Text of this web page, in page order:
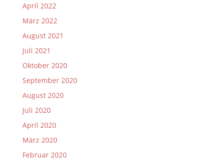
April 2022
März 2022
August 2021
Juli 2021
Oktober 2020
September 2020
August 2020
Juli 2020
April 2020
März 2020
Februar 2020